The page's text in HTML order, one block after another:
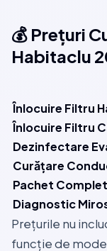
💰 Prețuri
Habitaclu
Înlocuire Filtru
Înlocuire Filtru
Dezinfectare
Curățare
Pachet
Diagnostic
Prețurile nu
funcție de